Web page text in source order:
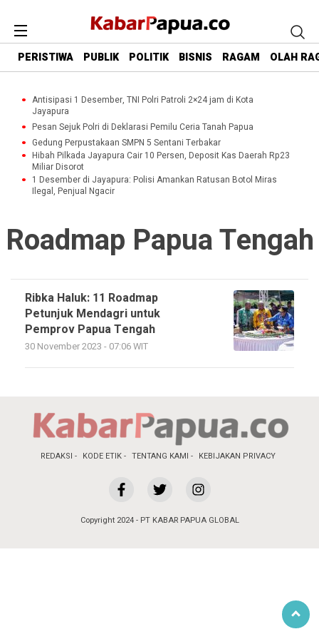
PERISTIWA PUBLIK POLITIK BISNIS RAGAM OLAH
Antisipasi 1 Desember, TNI Polri Patroli 2×24 jam di Kota
Jayapura
Pesan Sejuk Polri di Deklarasi Pemilu Ceria Tanah Papua
Gedung Perpustakaan SMPN 5 Sentani Terbakar
Hibah Pilkada Jayapura Cair 10 Persen, Deposit Kas Daerah Rp23
Miliar Disorot
1 Desember di Jayapura: Polisi Amankan Ratusan Botol Miras
Ilegal, Penjual Ngacir
Roadmap Papua Tengah
Ribka Haluk: 11 Roadmap
Petunjuk Mendagri untuk
Pemprov Papua Tengah
30 November 2023 - 07:06 WIT
REDAKSI KODE ETIK TENTANG KAMI KEBIJAKAN PRIVACY
Copyright 2024 - PT KABAR PAPUA GLOBAL